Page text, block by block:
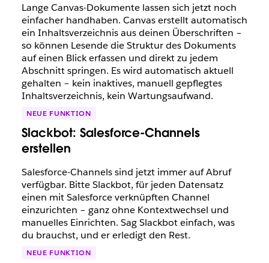
Lange Canvas-Dokumente lassen sich jetzt noch
einfacher handhaben. Canvas erstellt automatisch
ein Inhaltsverzeichnis aus deinen Überschriften –
so können Lesende die Struktur des Dokuments
auf einen Blick erfassen und direkt zu jedem
Abschnitt springen. Es wird automatisch aktuell
gehalten – kein inaktives, manuell gepflegtes
Inhaltsverzeichnis, kein Wartungsaufwand.
NEUE FUNKTION
Slackbot: Salesforce-Channels
erstellen
Salesforce-Channels sind jetzt immer auf Abruf
verfügbar. Bitte Slackbot, für jeden Datensatz
einen mit Salesforce verknüpften Channel
einzurichten – ganz ohne Kontextwechsel und
manuelles Einrichten. Sag Slackbot einfach, was
du brauchst, und er erledigt den Rest.
NEUE FUNKTION